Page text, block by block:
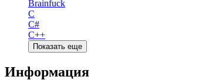
Brainfuck
C
C#
C++
Показать еще
Информация